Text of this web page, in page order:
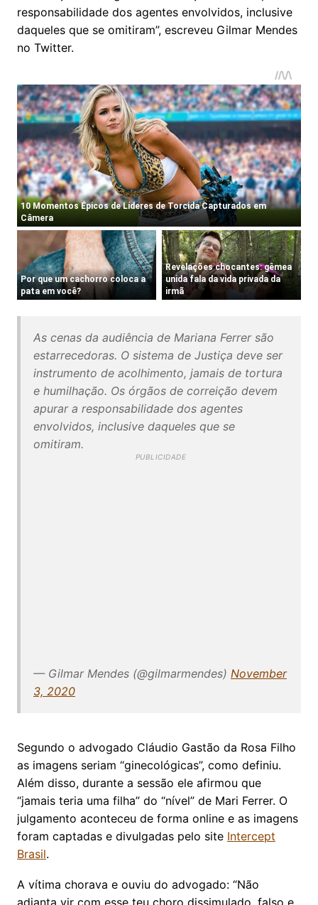
responsabilidade dos agentes envolvidos, inclusive
daqueles que se omitiram”, escreveu Gilmar Mendes
no Twitter.
As cenas da audiência de Mariana Ferrer são
estarrecedoras. O sistema de Justiça deve ser
instrumento de acolhimento, jamais de tortura
e humilhação. Os órgãos de correição devem
apurar a responsabilidade dos agentes
envolvidos, inclusive daqueles que se
omitiram.
— Gilmar Mendes (@gilmarmendes) November
3, 2020
Segundo o advogado Cláudio Gastão da Rosa Filho
as imagens seriam “ginecológicas”, como definiu.
Além disso, durante a sessão ele afirmou que
“jamais teria uma filha” do “nível” de Mari Ferrer. O
julgamento aconteceu de forma online e as imagens
foram captadas e divulgadas pelo site Intercept
Brasil.
A vítima chorava e ouviu do advogado: “Não